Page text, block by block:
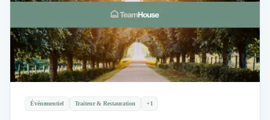
Support Client
Téléphonie & Télécommunication
Chatbot
Maintenance et Infogérance
BI, Analytics & Big Data
Graphisme & Illustration
Événementiel Traiteur & Restauration +1